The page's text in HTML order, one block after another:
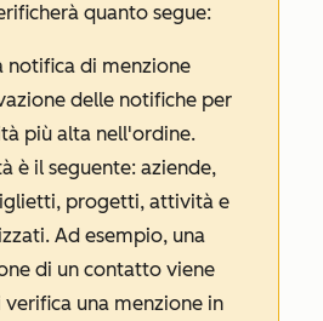
quanto segue:
notifica di menzione
delle notifiche per
più alta nell'ordine.
è il seguente: aziende,
progetti, attività e
Ad esempio, una
di un contatto viene
una menzione in